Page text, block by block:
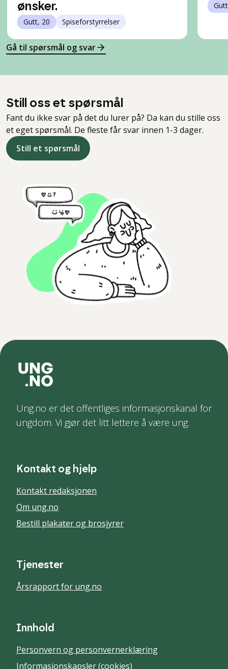
ønsker.
Gutt, 20 Spiseforstyrrelser
Gå til spørsmål og svar
Still oss et spørsmål
Fant du ikke svar på det du lurer på? Da kan du stille oss
et eget spørsmål. De fleste får svar innen 1-3 dager.
Still et spørsmål
Ung.no er det offentliges informasjonskanal for
ungdom. Vi gjør det litt lettere å være ung.
Kontakt og hjelp
Kontakt redaksjonen
Om ung.no
Bestill plakater og brosjyrer
Tjenester
Årsrapport for ung.no
Innhold
Personvern og personvernerklæring
Informasjonskapsler (cookies)